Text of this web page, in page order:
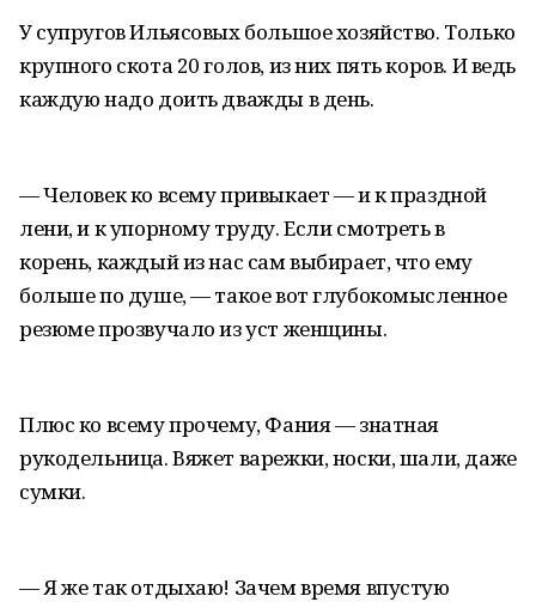
У супругов Ильясовых большое хозяйство. Только
крупного скота 20 голов, из них пять коров. И ведь
каждую надо доить дважды в день.
— Человек ко всему привыкает — и к праздной
лени, и к упорному труду. Если смотреть в
корень, каждый из нас сам выбирает, что ему
больше по душе, — такое вот глубокомысленное
резюме прозвучало из уст женщины.
Плюс ко всему прочему, Фания — знатная
рукодельница. Вяжет варежки, носки, шали, даже
сумки.
— Я же так отдыхаю! Зачем время впустую